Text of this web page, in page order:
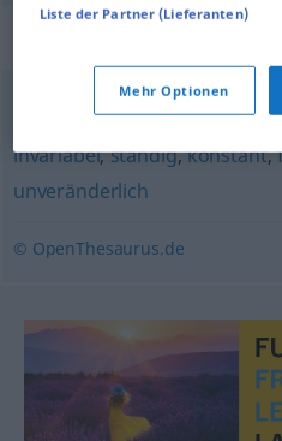
gleichbleibend,beständig,
invariabel,ständig,konstant,
unveränderlich
© OpenThesaurus.de
Liste der Partner (Lieferanten)
Mehr Optionen